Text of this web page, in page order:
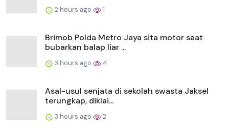
2 hours ago 1
Brimob Polda Metro Jaya sita motor saat
bubarkan balap liar ...
3 hours ago 4
Asal-usul senjata di sekolah swasta Jaksel
terungkap, diklai...
3 hours ago 2